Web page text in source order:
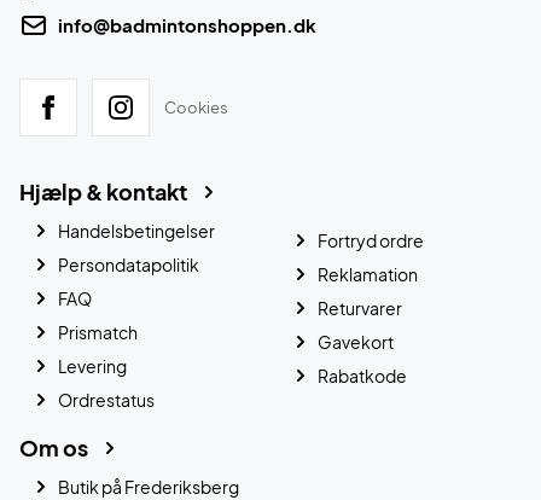
info@badmintonshoppen.dk
Cookies
Hjælp & kontakt
Handelsbetingelser
Persondatapolitik
FAQ
Prismatch
Levering
Ordrestatus
Fortryd ordre
Reklamation
Returvarer
Gavekort
Rabatkode
Om os
Butik på Frederiksberg